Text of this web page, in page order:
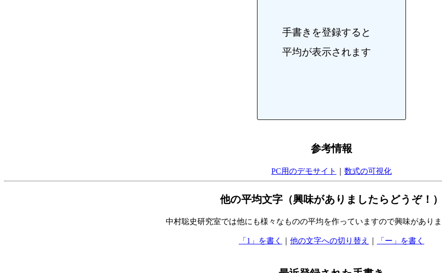
手書きを登録すると
平均が表示されます
参考情報
PC用のデモサイト 数式の可視化
他の平均文字（興味がありましたらどうぞ！
中村聡史研究室では他にも様々なものの平均を作っていますので興味があり
「1」を書く 他の文字への切り替え 「ー」を書く